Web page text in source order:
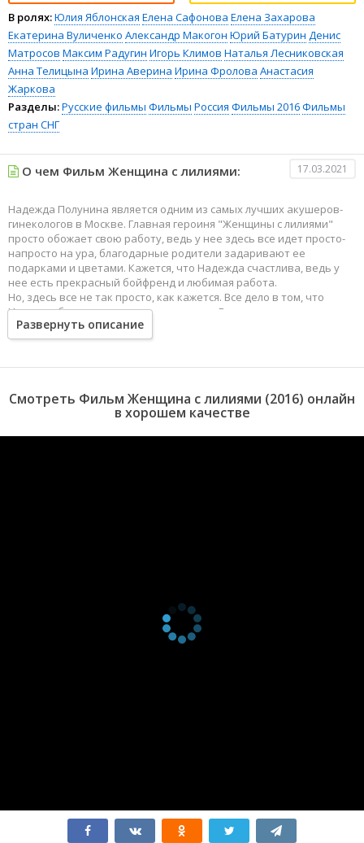
В ролях:Юлия Яблонская Елена Сафонова Елена Захарова
Екатерина Вуличенко Александр Макогон Юрий Батурин Денис
Матросов Максим Радугин Игорь Климов Наталья Лесниковская
Анна Телицына Ирина Аверина Ирина Фролова Анастасия
Жаркова
Разделы:Русские фильмы Фильмы Россия Фильмы 2016Фильмы
стран СНГ
О чем Фильм Женщина с лилиями: 17.03.2021
Надежда Полунина является одним из самых лучших акушеров-
гинекологов в Москве. Главная героиня "Женщины с лилиями"
просто обожает свою работу, ведь у нее здесь все идет просто-
напросто на ура, благодарные родители задаривают ее
подарками и цветами. Кажется, что Надежда счастлива, ведь у
нее есть прекрасный бойфренд и любимая работа.
Но, здесь все не так просто, как кажется. Все дело в том, что
Надежда боится довериться мужчинам. Все дело в том, что в
молодости она совершила непоправимую ошибку и больше не
может иметь детей. Это событие стало ключевым в выборе
Развернуть описание
Смотреть Фильм Женщина с лилиями (2016) онлайн
в хорошем качестве